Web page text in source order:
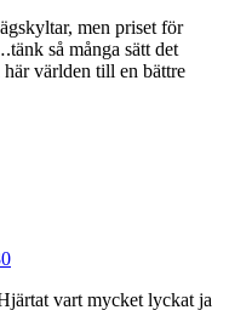
men priset för
så många sätt det
världen till en bättre
vart mycket lyckat ja